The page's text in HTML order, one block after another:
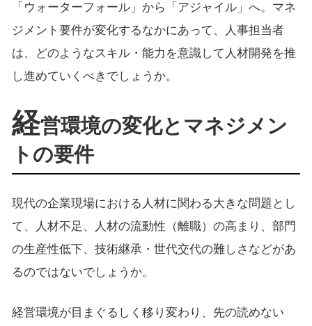
「ウォーターフォール」から「アジャイル」へ。マネ
ジメント要件が変化するなかにあって、人事担当者
は、どのようなスキル・能力を意識して人材開発を推
し進めていくべきでしょうか。
経営環境の変化とマネジメン
トの要件
現代の企業現場における人材に関わる大きな問題とし
て、人材不足、人材の流動性（離職）の高まり、部門
の生産性低下、技術継承・世代交代の難しさなどがあ
るのではないでしょうか。
経営環境が目まぐるしく移り変わり、先の読めない